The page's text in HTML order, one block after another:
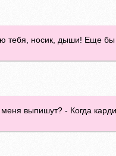
тебя, носик, дыши! Еще бы
меня выпишут? - Когда